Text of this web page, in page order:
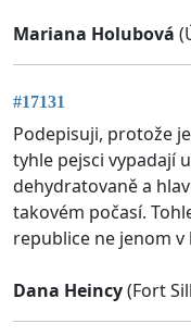
Mariana Holubová
#17131
Podepisuji, protože
tyhle pejsci vypadají
dehydratovaně a
takovém počasí.
republice ne jenom v
Dana Heincy(Fort